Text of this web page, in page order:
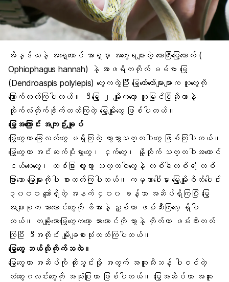
အိန္ဒိယနဲ့ အရှေ့တောင် အာရှမှာ အတွေ့ရများတဲ့ တောကြီးမြွေဟောက် (
Ophiophagus hannah) နဲ့ အာဖရိကတိုက် မမ်ဗာ မြွေ
(Dendroaspis polylepis) တွေကလွဲပြီး မြွေတော်တော်များများက လူတွေကို
ကြောက်တတ်ကြပါတယ်။ ဒီမြွေ ၂ မျိုးကတော့ လူမြင်ပြီဆိုတာနဲ့
လိုက်လံတိုက်ခိုက်တတ်ကြတဲ့ မြွေမျိုးတွေ ဖြစ်ပါတယ်။
မြွေအကြောင်း အကျဉ်းချုပ်
မြွေတွေဟာ ခြေလက်တွေ မရှိကြတဲ့ တွားသွားသတ္တဝါတွေ ဖြစ်ကြပါတယ်။
မြွေတွေဟာ အင်းဆက်ပိုးမွှားတွေ၊ ငှက်တွေ၊ နို့တိုက် သတ္တဝါအကောင်
ငယ်လေးတွေ၊ တစ်ခြား တွားသွား သတ္တဝါတွေနဲ့ တစ်ခါတစ်ရံ တစ်
ခြားသော မြွေများကိုပါ စားတတ်ကြပါတယ်။ ကမ္ဘာပေါ်မှာ မြွေမျိုးစိတ်ပေါင်း
၃၀၀၀ ကျော်ရှိတဲ့ အနက် ၄၀၀ ခန့်သာ အဆိပ်ရှိကြပြီး မြွေ
အများစုက သားကောင်တွေကို ဖိအားနဲ့ ညှစ်ကာ ဖမ်းဆီးကြလေ့ ရှိပါ
တယ်။ တချို့သောမြွေတွေကတော့ သားကောင်ကို သွားနဲ့ ကိုက်ကာ ဖမ်းဆီးတတ်
ကြပြီး ဒီအတိုင်း မျိုချစားသုံးတတ်ကြပါတယ်။
မြွေတွေ ဘယ်လိုကိုက်သလဲ။
မြွေတွေဟာ အဆိပ်ကို ထိုးသွင်းဖို့ အတွက် အထူးသီးသန့် ပါဝင်တဲ့
တံတွေးဂလင်းတွေကို အသုံးပြုတာ ဖြစ်ပါတယ်။ မြွေအဆိပ်ဟာ အထူး